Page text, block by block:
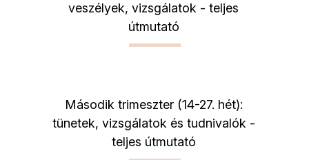
veszélyek, vizsgálatok - teljes
útmutató
Második trimeszter (14-27. hét):
tünetek, vizsgálatok és tudnivalók -
teljes útmutató